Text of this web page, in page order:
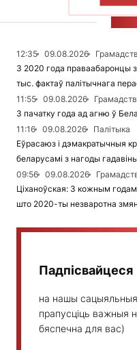
12:35 09.08.2026
З 2020 года праваабаронцы
тыс. фактаў палітычнага
11:55
09.08.2026
З пачатку года ад агню ў
11:16
09.08.2026
Палітыка
Еўрасаюз і дэмакратычныя
беларусамі з нагоды
09:56
09.08.2026
Ціханоўская: З кожным
што 2020-ты незваротна
Падпісвайцеся
на нашы сацыяльныя
прапусціць важныя
бяспечна для вас)